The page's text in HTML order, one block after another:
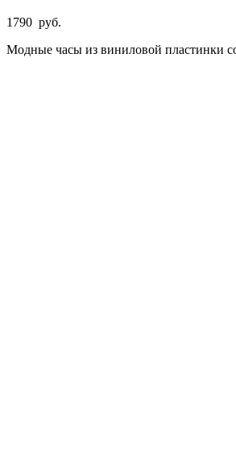
1790 руб.
Модные часы из виниловой пластинки